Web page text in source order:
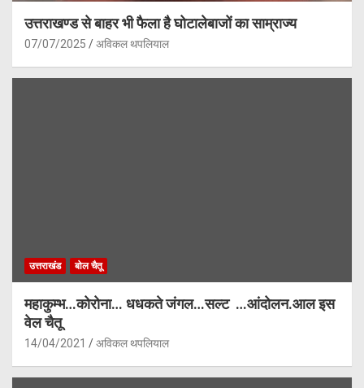
उत्तराखण्ड से बाहर भी फैला है घोटालेबाजों का साम्राज्य
07/07/2025 अविकल थपलियाल
उत्तराखंड बोल चैतू
महाकुम्भ…कोरोना… धधकते जंगल…सल्ट …आंदोलन.आल इस
वेल चैतू
14/04/2021 अविकल थपलियाल